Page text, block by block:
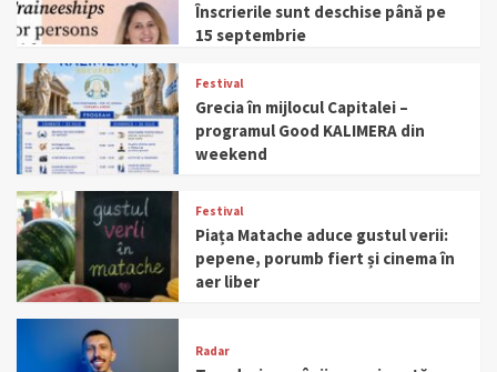
Înscrierile sunt deschise până pe
15 septembrie
Festival
Grecia în mijlocul Capitalei –
programul Good KALIMERA din
weekend
Festival
Piața Matache aduce gustul verii:
pepene, porumb fiert și cinema în
aer liber
Radar